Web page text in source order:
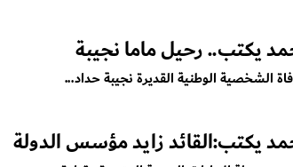
يكتب.. رحيل ماما نجيبة
الشخصية الوطنية القديرة نجيبة حداد...
يكتب:القائد زايد مؤسس الدولة